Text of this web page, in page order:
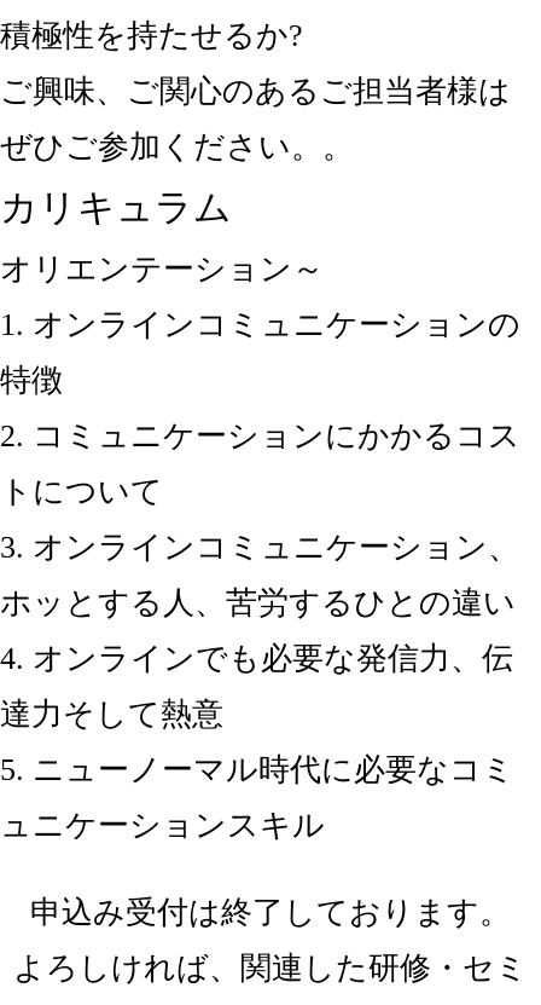
積極性を持たせるか?
ご興味、ご関心のあるご担当者様は
ぜひご参加ください。。
カリキュラム
オリエンテーション～
1. オンラインコミュニケーションの
特徴
2. コミュニケーションにかかるコス
トについて
3. オンラインコミュニケーション、
ホッとする人、苦労するひとの違い
4. オンラインでも必要な発信力、伝
達力そして熱意
5. ニューノーマル時代に必要なコミ
ュニケーションスキル
申込み受付は終了しております。
よろしければ、関連した研修・セミ